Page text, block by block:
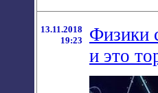
13.11.2018
19:23
Физики
и это